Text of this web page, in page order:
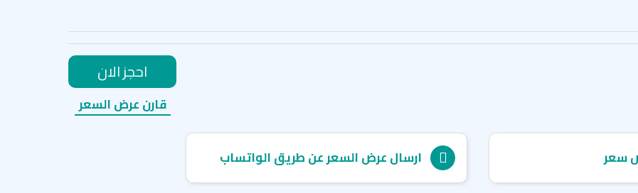
احجز الان
قارن عرض السعر
سعر ارسال عرض السعر عن طريق الواتساب